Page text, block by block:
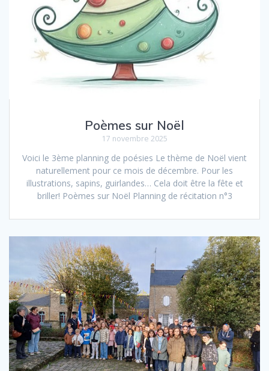
Poèmes sur Noël
17 novembre 2025
Voici le 3ème planning de poésies Le thème de Noël vient
naturellement pour ce mois de décembre. Pour les
illustrations, sapins, guirlandes… Cela doit être la fête et
briller! Poèmes sur Noël Planning de récitation n°3